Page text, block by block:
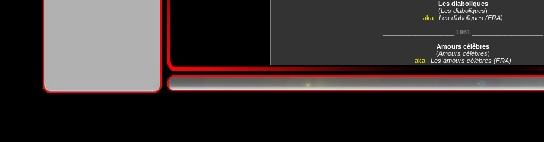
Les diaboliques
(Les diaboliques)
aka : Les diaboliques (FRA)
1961
Amours célèbres
(Amours célèbres)
aka : Les amours célèbres (FRA)
____________________1963____________________
Le jour et l'heure